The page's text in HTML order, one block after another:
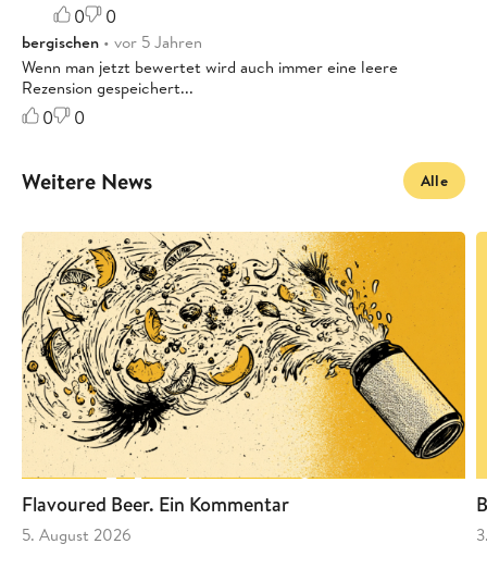
0 0
bergischen • vor 5 Jahren
Wenn man jetzt bewertet wird auch immer eine leere
Rezension gespeichert...
0 0
Weitere News Alle
Flavoured Beer. Ein Kommentar
5. August 2026